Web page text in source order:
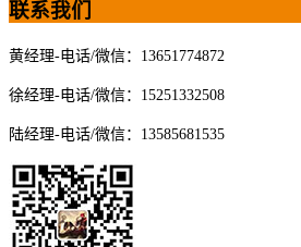
联系我们
黄经理-电话/微信：13651774872
徐经理-电话/微信：15251332508
陆经理-电话/微信：13585681535